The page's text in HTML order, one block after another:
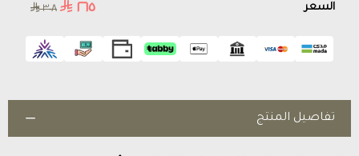
السعر ٢٦٥ ٣٠٨
تفاصيل المنتج